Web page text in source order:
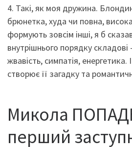
4. Такі, як моя дружина.
брюнетка, худа чи повна,
формують зовсім інші, я б
внутрішнього порядку складові
жвавість, симпатія,
створює її загадку та
Микола
перший